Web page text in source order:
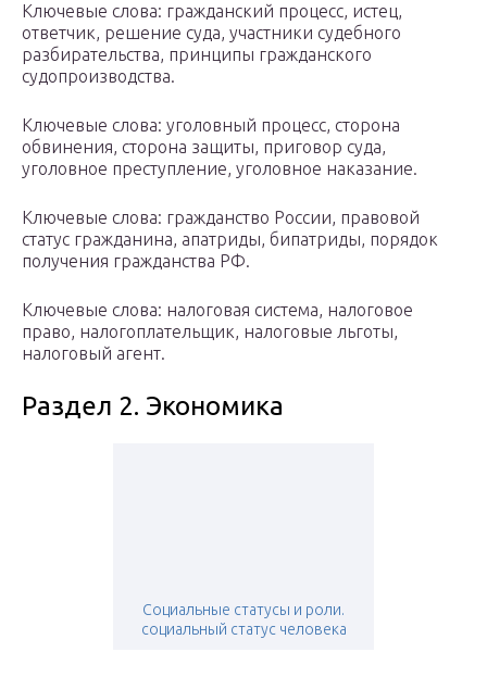
Ключевые слова: гражданский процесс, истец,
ответчик, решение суда, участники судебного
разбирательства, принципы гражданского
судопроизводства.
Ключевые слова: уголовный процесс, сторона
обвинения, сторона защиты, приговор суда,
уголовное преступление, уголовное наказание.
Ключевые слова: гражданство России, правовой
статус гражданина, апатриды, бипатриды, порядок
получения гражданства РФ.
Ключевые слова: налоговая система, налоговое
право, налогоплательщик, налоговые льготы,
налоговый агент.
Раздел 2. Экономика
Социальные статусы и роли.
социальный статус человека